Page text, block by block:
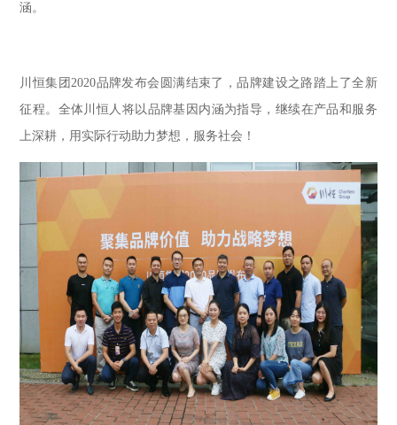
涵。
川恒集团2020品牌发布会圆满结束了，品牌建设之路踏上了全新
征程。全体川恒人将以品牌基因内涵为指导，继续在产品和服务
上深耕，用实际行动助力梦想，服务社会！